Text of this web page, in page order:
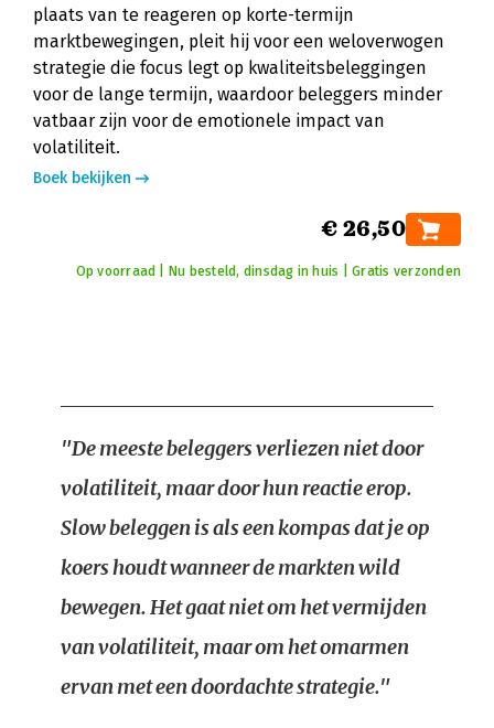
plaats van te reageren op korte-termijn
marktbewegingen, pleit hij voor een weloverwogen
strategie die focus legt op kwaliteitsbeleggingen
voor de lange termijn, waardoor beleggers minder
vatbaar zijn voor de emotionele impact van
volatiliteit.
Boek bekijken
€ 26,50
Op voorraad | Nu besteld, dinsdag in huis | Gratis verzonden
"De meeste beleggers verliezen niet door
volatiliteit, maar door hun reactie erop.
Slow beleggen is als een kompas dat je op
koers houdt wanneer de markten wild
bewegen. Het gaat niet om het vermijden
van volatiliteit, maar om het omarmen
ervan met een doordachte strategie."